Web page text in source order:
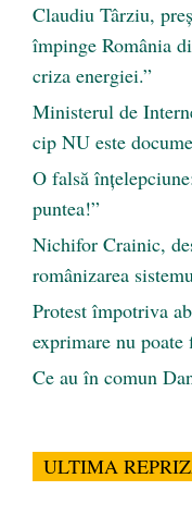
Claudiu Târziu,
împinge România
criza energiei.”
Ministerul de
cip NU este
O falsă
puntea!”
Nichifor Crainic,
românizarea
Protest împotriva
exprimare nu poate
Ce au în comun
ULTIMA